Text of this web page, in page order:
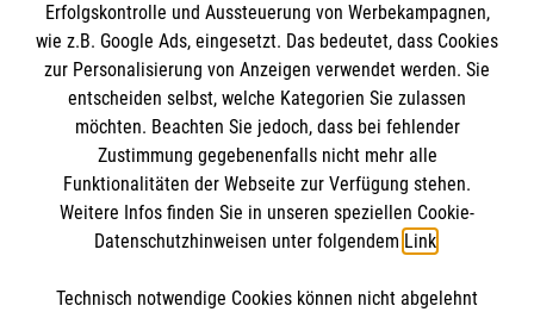
Impressum
Datenschutz
Kontakt
Barrierefreiheit
Die Malteser
Malteser in Deutschland
Malteserorden
Sharepoint
Spendenkonto
Erfolgskontrolle und Aussteuerung von Werbekampagnen,
wie z.B. Google Ads, eingesetzt. Das bedeutet, dass Cookies
zur Personalisierung von Anzeigen verwendet werden. Sie
entscheiden selbst, welche Kategorien Sie zulassen
möchten. Beachten Sie jedoch, dass bei fehlender
Zustimmung gegebenenfalls nicht mehr alle
Funktionalitäten der Webseite zur Verfügung stehen.
Weitere Infos finden Sie in unseren speziellen Cookie-
Datenschutzhinweisen unter folgendem Link.
Technisch notwendige Cookies können nicht abgelehnt